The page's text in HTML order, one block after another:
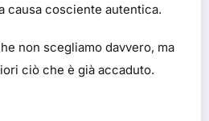
causa cosciente autentica.
non scegliamo davvero, ma
ciò che è già accaduto.